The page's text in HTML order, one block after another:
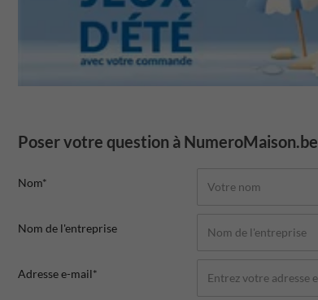
Poser votre question à NumeroMaison.be
Nom*
Nom de l'entreprise
Adresse e-mail*